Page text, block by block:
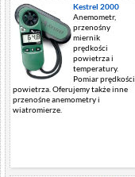
Kestrel 2000
Anemometr,
przenośny
miernik
prędkości
powietrza i
temperatury.
Pomiar prędkości
powietrza. Oferujemy także inne
przenośne anemometry i
wiatromierze.